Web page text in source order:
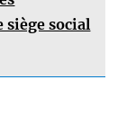
social